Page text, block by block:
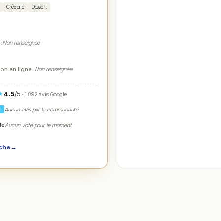
Crêperie Dessert
Non renseignée
en ligne :Non renseignée
4.5/5· 1 892 avis Google
Aucun avis par la communauté
Aucun vote pour le moment
→